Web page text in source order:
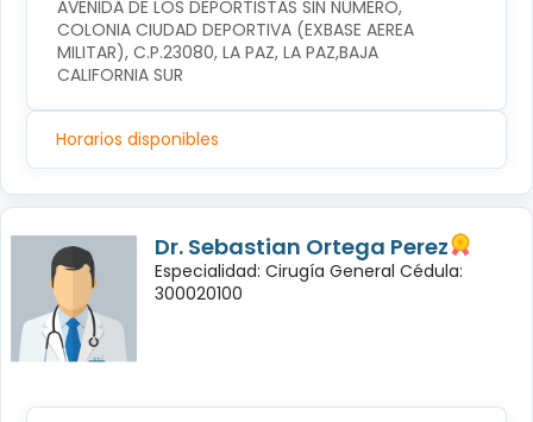
AVENIDA DE LOS DEPORTISTAS SIN NÚMERO,
COLONIA CIUDAD DEPORTIVA (EXBASE AEREA
MILITAR), C.P.23080, LA PAZ, LA PAZ,BAJA
CALIFORNIA SUR
Horarios disponibles
Dr. Sebastian Ortega Perez
Especialidad: Cirugía General Cédula:
300020100